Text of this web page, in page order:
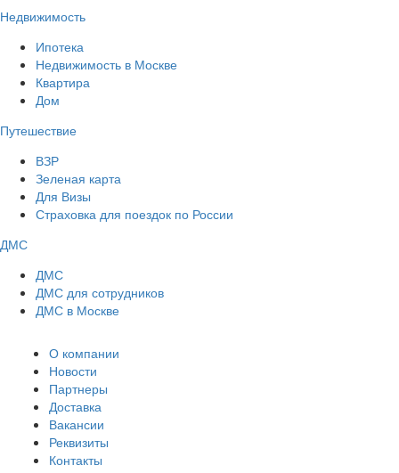
Недвижимость
Ипотека
Недвижимость в Москве
Квартира
Дом
Путешествие
ВЗР
Зеленая карта
Для Визы
Страховка для поездок по России
ДМС
ДМС
ДМС для сотрудников
ДМС в Москве
О компании
Новости
Партнеры
Доставка
Вакансии
Реквизиты
Контакты